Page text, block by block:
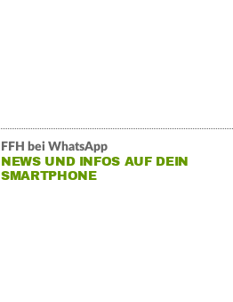
FFH bei WhatsApp
NEWS UND INFOS AUF DEIN
SMARTPHONE